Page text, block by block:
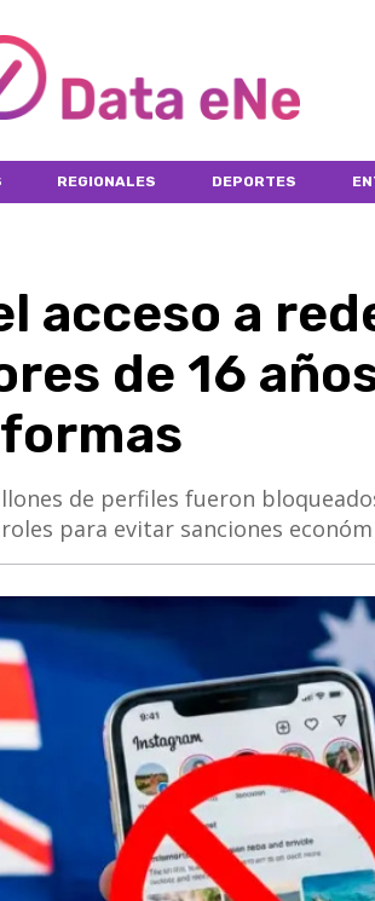
REGIONALES DEPORTES
acceso a
de 16
de perfiles fueron
para evitar sanciones